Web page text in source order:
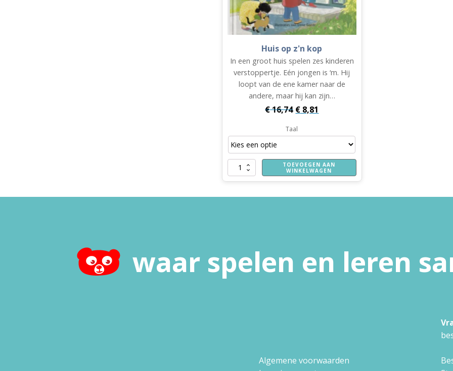
Huis op z'n kop
In een groot huis spelen zes kinderen
verstoppertje. Eén jongen is ‘m. Hij
loopt van de ene kamer naar de
andere, maar hij kan zijn…
€16,74 Oorspronkelijke
prijs
was:
€ 16,74.
€ 8,81
is:
€ 8,81.
Taal
Huis
op
kop
TOEVOEGEN AAN
WINKELWAGEN
waar spelen en leren
Algemene voorwaarden